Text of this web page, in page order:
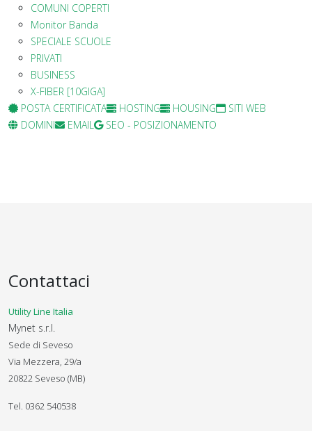
COMUNI COPERTI
Monitor Banda
SPECIALE SCUOLE
PRIVATI
BUSINESS
X-FIBER [10GIGA]
POSTA CERTIFICATA HOSTING HOUSING
SITI WEB
DOMINI
EMAIL SEO - POSIZIONAMENTO
Contattaci
Utility Line Italia
Mynet s.r.l.
Sede di Seveso
Via Mezzera, 29/a
20822 Seveso (MB)
Tel. 0362 540538